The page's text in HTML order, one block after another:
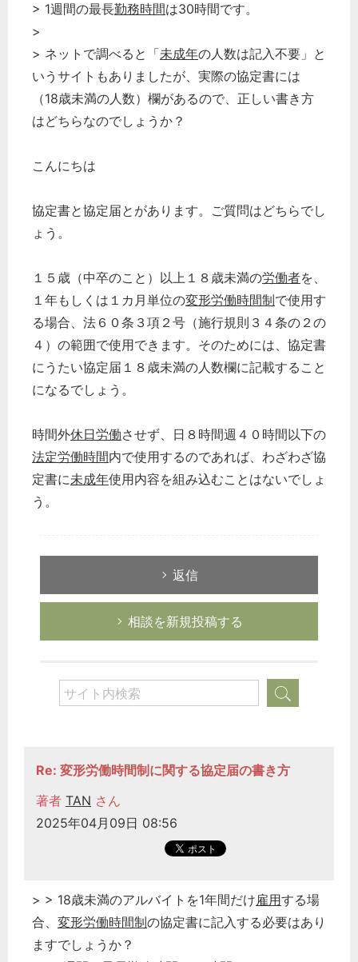
> 1週間の最長勤務時間は30時間です。
>
> ネットで調べると「未成年の人数は記入不要」と
いうサイトもありましたが、実際の協定書には
（18歳未満の人数）欄があるので、正しい書き方
はどちらなのでしょうか？
こんにちは
協定書と協定届とがあります。ご質問はどちらでし
ょう。
１５歳（中卒のこと）以上１８歳未満の労働者を、
１年もしくは１カ月単位の変形労働時間制で使用す
る場合、法６０条３項２号（施行規則３４条の２の
４）の範囲で使用できます。そのためには、協定書
にうたい協定届１８歳未満の人数欄に記載すること
になるでしょう。
時間外休日労働させず、日８時間週４０時間以下の
法定労働時間内で使用するのであれば、わざわざ協
定書に未成年使用内容を組み込むことはないでしょ
う。
返信
相談を新規投稿する
Re: 変形労働時間制に関する協定届の書き方
著者 TAN さん
2025年04月09日 08:56
> > 18歳未満のアルバイトを1年間だけ雇用する場
合、 変形労働時間制の協定書に記入する必要はあり
ますでしょうか？